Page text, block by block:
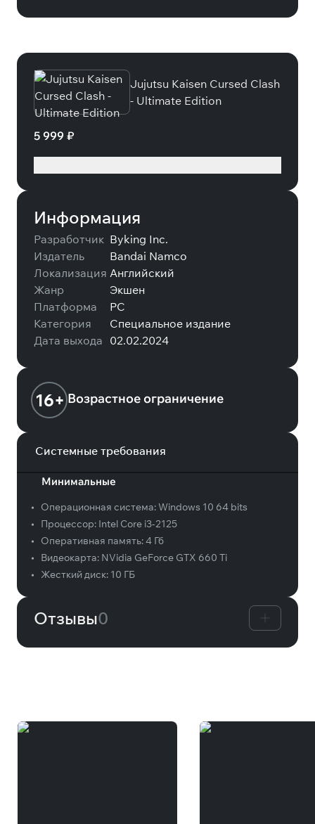
Jujutsu Kaisen Cursed Clash
- Ultimate Edition
5 999 ₽
Информация
Разработчик Byking Inc.
Издатель
Bandai Namco
Локализация Английский
Жанр
Экшен
Платформа
PC
Категория
Специальное издание
Дата выхода 02.02.2024
16+ Возрастное ограничение
Системные требования
Минимальные
• Операционная система:Windows 10 64 bits
•
Процессор: Intel Core i3-2125
•
Оперативная память:4 Гб
•
Видеокарта: NVidia GeForce GTX 660 Ti
•
Жесткий диск: 10 ГБ
Отзывы0